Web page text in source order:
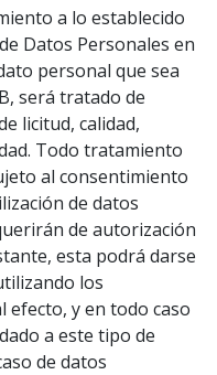
a lo establecido
Datos Personales en
personal que sea
será tratado de
licitud, calidad,
Todo tratamiento
al consentimiento
de datos
de autorización
esta podrá darse
los
efecto, y en todo caso
a este tipo de
de datos